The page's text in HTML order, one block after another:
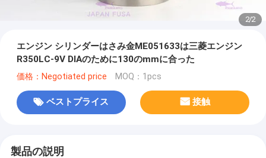
2/2
エンジン シリンダーはさみ金ME051633は三菱エンジン
R350LC-9V DIAのために130のmmに合った
価格：Negotiated price MOQ：1pcs
ベストプライス 接触
製品の説明